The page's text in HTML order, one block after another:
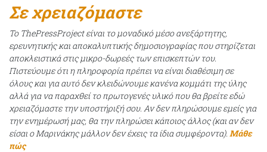
Σε χρειαζόμαστε
Το ThePressProject είναι το μοναδικό μέσο ανεξάρτητης,
ερευνητικής και αποκαλυπτικής δημοσιογραφίας που στηρίζεται
αποκλειστικά στις μικρο-δωρεές των επισκεπτών του.
Πιστεύουμε ότι η πληροφορία πρέπει να είναι διαθέσιμη σε
όλους και για αυτό δεν κλειδώνουμε κανένα κομμάτι της ύλης
αλλά για να παραχθεί το πρωτογενές υλικό που θα βρείτε εδώ
χρειαζόμαστε την υποστήριξή σου. Αν δεν πληρώσουμε εμείς για
την ενημέρωσή μας, θα την πληρώσει κάποιος άλλος (και αν δεν
είσαι ο Μαρινάκης μάλλον δεν έχεις τα ίδια συμφέροντα). Μάθε
πώς